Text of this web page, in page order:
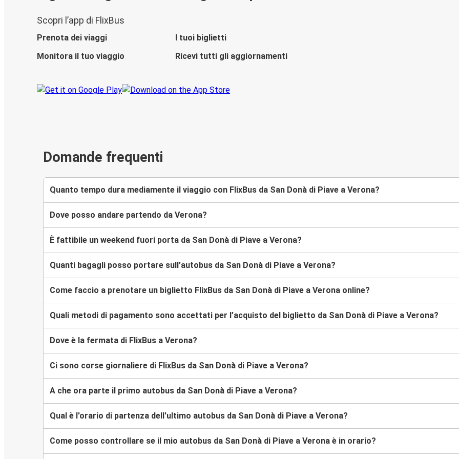
Scopri l’app di FlixBus
Prenota dei viaggi
I tuoi biglietti
Monitora il tuo viaggio
Ricevi tutti gli aggiornamenti
Domande frequenti
Quanto tempo dura mediamente il viaggio con FlixBus da San Donà di Piave a Verona?
Dove posso andare partendo da Verona?
È fattibile un weekend fuori porta da San Donà di Piave a Verona?
Quanti bagagli posso portare sull’autobus da San Donà di Piave a Verona?
Come faccio a prenotare un biglietto FlixBus da San Donà di Piave a Verona online?
Quali metodi di pagamento sono accettati per l’acquisto del biglietto da San Donà di Piave a Verona?
Dove è la fermata di FlixBus a Verona?
Ci sono corse giornaliere di FlixBus da San Donà di Piave a Verona?
A che ora parte il primo autobus da San Donà di Piave a Verona?
Qual è l'orario di partenza dell'ultimo autobus da San Donà di Piave a Verona?
Come posso controllare se il mio autobus da San Donà di Piave a Verona è in orario?